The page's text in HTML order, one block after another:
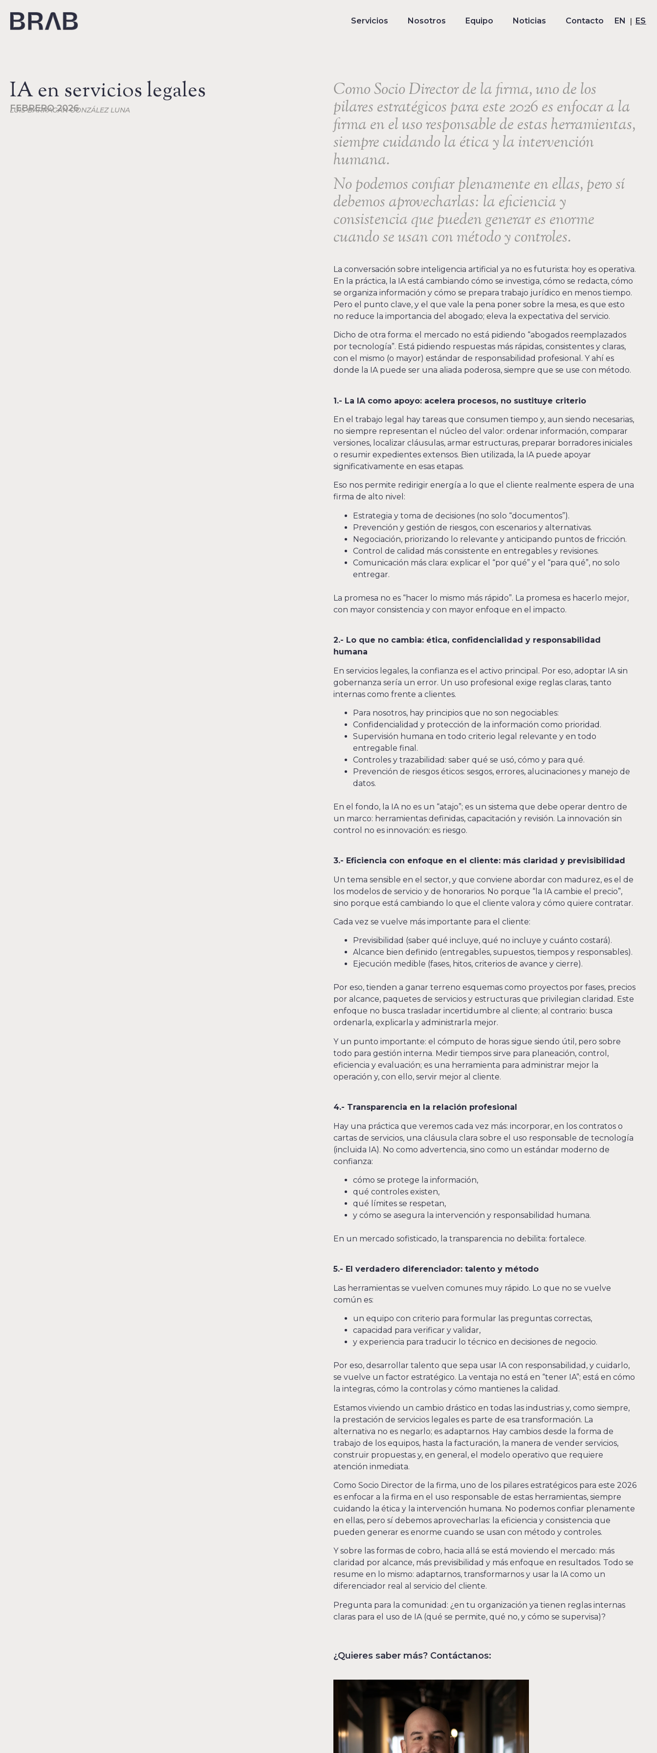
Servicios Nosotros Equipo Noticias Contacto EN ES
IA en servicios legales
FEBRERO 2026
LUIS BARRAGÁN GONZÁLEZ LUNA
Como Socio Director de la firma, uno de los
pilares estratégicos para este 2026 es enfocar a la
firma en el uso responsable de estas herramientas,
siempre cuidando la ética y la intervención
humana.
No podemos confiar plenamente en ellas, pero sí
debemos aprovecharlas: la eficiencia y
consistencia que pueden generar es enorme
cuando se usan con método y controles.
La conversación sobre inteligencia artificial ya no es futurista: hoy es operativa.
En la práctica, la IA está cambiando cómo se investiga, cómo se redacta, cómo
se organiza información y cómo se prepara trabajo jurídico en menos tiempo.
Pero el punto clave, y el que vale la pena poner sobre la mesa, es que esto
no reduce la importancia del abogado; eleva la expectativa del servicio.
Dicho de otra forma: el mercado no está pidiendo “abogados reemplazados
por tecnología”. Está pidiendo respuestas más rápidas, consistentes y claras,
con el mismo (o mayor) estándar de responsabilidad profesional. Y ahí es
donde la IA puede ser una aliada poderosa, siempre que se use con método.
1.- La IA como apoyo: acelera procesos, no sustituye criterio
En el trabajo legal hay tareas que consumen tiempo y, aun siendo necesarias,
no siempre representan el núcleo del valor: ordenar información, comparar
versiones, localizar cláusulas, armar estructuras, preparar borradores iniciales
o resumir expedientes extensos. Bien utilizada, la IA puede apoyar
significativamente en esas etapas.
Eso nos permite redirigir energía a lo que el cliente realmente espera de una
firma de alto nivel:
Estrategia y toma de decisiones (no solo “documentos”).
Prevención y gestión de riesgos, con escenarios y alternativas.
Negociación, priorizando lo relevante y anticipando puntos de fricción.
Control de calidad más consistente en entregables y revisiones.
Comunicación más clara: explicar el “por qué” y el “para qué”, no solo
entregar.
La promesa no es “hacer lo mismo más rápido”. La promesa es hacerlo mejor,
con mayor consistencia y con mayor enfoque en el impacto.
2.- Lo que no cambia: ética, confidencialidad y responsabilidad
humana
En servicios legales, la confianza es el activo principal. Por eso, adoptar IA sin
gobernanza sería un error. Un uso profesional exige reglas claras, tanto
internas como frente a clientes.
Para nosotros, hay principios que no son negociables:
Confidencialidad y protección de la información como prioridad.
Supervisión humana en todo criterio legal relevante y en todo
entregable final.
Controles y trazabilidad: saber qué se usó, cómo y para qué.
Prevención de riesgos éticos: sesgos, errores, alucinaciones y manejo de
datos.
En el fondo, la IA no es un “atajo”; es un sistema que debe operar dentro de
un marco: herramientas definidas, capacitación y revisión. La innovación sin
control no es innovación: es riesgo.
3.- Eficiencia con enfoque en el cliente: más claridad y previsibilidad
Un tema sensible en el sector, y que conviene abordar con madurez, es el de
los modelos de servicio y de honorarios. No porque “la IA cambie el precio”,
sino porque está cambiando lo que el cliente valora y cómo quiere contratar.
Cada vez se vuelve más importante para el cliente:
Previsibilidad (saber qué incluye, qué no incluye y cuánto costará).
Alcance bien definido (entregables, supuestos, tiempos y responsables).
Ejecución medible (fases, hitos, criterios de avance y cierre).
Por eso, tienden a ganar terreno esquemas como proyectos por fases, precios
por alcance, paquetes de servicios y estructuras que privilegian claridad. Este
enfoque no busca trasladar incertidumbre al cliente; al contrario: busca
ordenarla, explicarla y administrarla mejor.
Y un punto importante: el cómputo de horas sigue siendo útil, pero sobre
todo para gestión interna. Medir tiempos sirve para planeación, control,
eficiencia y evaluación; es una herramienta para administrar mejor la
operación y, con ello, servir mejor al cliente.
4.- Transparencia en la relación profesional
Hay una práctica que veremos cada vez más: incorporar, en los contratos o
cartas de servicios, una cláusula clara sobre el uso responsable de tecnología
(incluida IA). No como advertencia, sino como un estándar moderno de
confianza:
cómo se protege la información,
qué controles existen,
qué límites se respetan,
y cómo se asegura la intervención y responsabilidad humana.
En un mercado sofisticado, la transparencia no debilita: fortalece.
5.- El verdadero diferenciador: talento y método
Las herramientas se vuelven comunes muy rápido. Lo que no se vuelve
común es:
un equipo con criterio para formular las preguntas correctas,
capacidad para verificar y validar,
y experiencia para traducir lo técnico en decisiones de negocio.
Por eso, desarrollar talento que sepa usar IA con responsabilidad, y cuidarlo,
se vuelve un factor estratégico. La ventaja no está en “tener IA”; está en cómo
la integras, cómo la controlas y cómo mantienes la calidad.
Estamos viviendo un cambio drástico en todas las industrias y, como siempre,
la prestación de servicios legales es parte de esa transformación. La
alternativa no es negarlo; es adaptarnos. Hay cambios desde la forma de
trabajo de los equipos, hasta la facturación, la manera de vender servicios,
construir propuestas y, en general, el modelo operativo que requiere
atención inmediata.
Como Socio Director de la firma, uno de los pilares estratégicos para este 2026
es enfocar a la firma en el uso responsable de estas herramientas, siempre
cuidando la ética y la intervención humana. No podemos confiar plenamente
en ellas, pero sí debemos aprovecharlas: la eficiencia y consistencia que
pueden generar es enorme cuando se usan con método y controles.
Y sobre las formas de cobro, hacia allá se está moviendo el mercado: más
claridad por alcance, más previsibilidad y más enfoque en resultados. Todo se
resume en lo mismo: adaptarnos, transformarnos y usar la IA como un
diferenciador real al servicio del cliente.
Pregunta para la comunidad: ¿en tu organización ya tienen reglas internas
claras para el uso de IA (qué se permite, qué no, y cómo se supervisa)?
¿Quieres saber más? Contáctanos: